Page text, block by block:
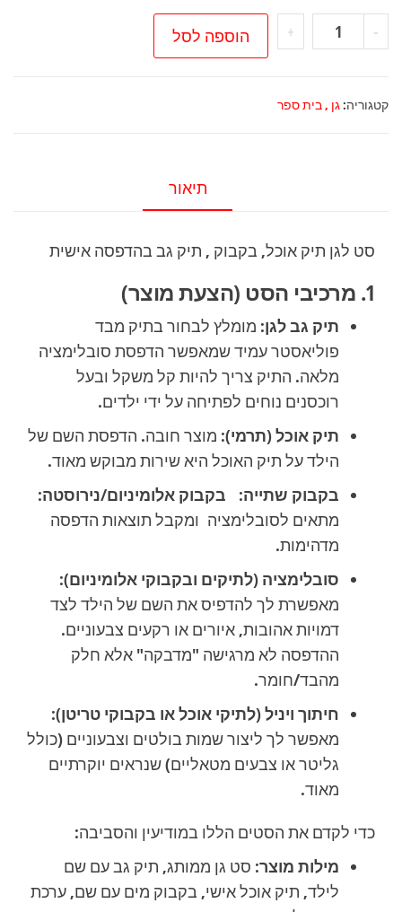
-
כמות
של
לגן
גב
שעולה
לגן
בסטייל".
+ הוספה לסל
קטגוריה:גן , בית ספר
תיאור
סט לגן תיק אוכל, בקבוק , תיק גב בהדפסה אישית
1. מרכיבי הסט (הצעת מוצר)
תיק גב לגן: מומלץ לבחור בתיק מבד
פוליאסטר עמיד שמאפשר הדפסת סובלימציה
מלאה. התיק צריך להיות קל משקל ובעל
רוכסנים נוחים לפתיחה על ידי ילדים.
תיק אוכל (תרמי): מוצר חובה. הדפסת השם של
הילד על תיק האוכל היא שירות מבוקש מאוד.
בקבוק שתייה:
בקבוק אלומיניום/נירוסטה:
מתאים לסובלימציה ומקבל תוצאות הדפסה
מדהימות.
סובלימציה (לתיקים ובקבוקי אלומיניום):
מאפשרת לך להדפיס את השם של הילד לצד
דמויות אהובות, איורים או רקעים צבעוניים.
ההדפסה לא מרגישה "מדבקה" אלא חלק
מהבד/חומר.
חיתוך ויניל (לתיקי אוכל או בקבוקי טריטן):
מאפשר לך ליצור שמות בולטים וצבעוניים (כולל
גליטר או צבעים מטאליים) שנראים יוקרתיים
מאוד.
כדי לקדם את הסטים הללו במודיעין והסביבה:
מילות מוצר: סט גן ממותג, תיק גב עם שם
לילד, תיק אוכל אישי, בקבוק מים עם שם, ערכת